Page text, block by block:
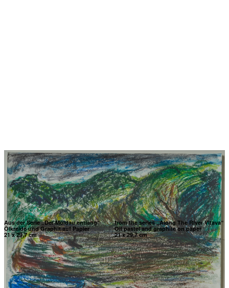
Aus der Serie „Der Moldau entlang“
Ölkreide und Graphit auf Papier
21 x 29,7 cm
from the series „Along The River Vltava“
Oil pastel and graphite on paper
21 x 29,7 cm